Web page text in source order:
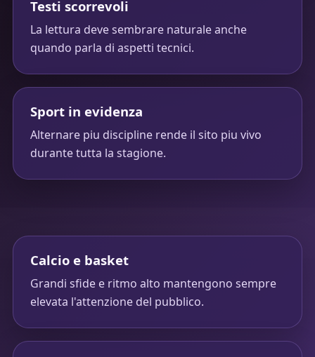
Testi scorrevoli
La lettura deve sembrare naturale anche
quando parla di aspetti tecnici.
Sport in evidenza
Alternare piu discipline rende il sito piu vivo
durante tutta la stagione.
Calcio e basket
Grandi sfide e ritmo alto mantengono sempre
elevata l'attenzione del pubblico.